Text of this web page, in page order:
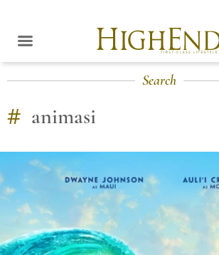
Search
# animasi